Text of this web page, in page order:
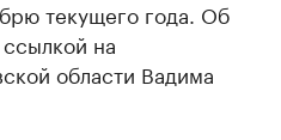
текущего года. Об
на
области Вадима